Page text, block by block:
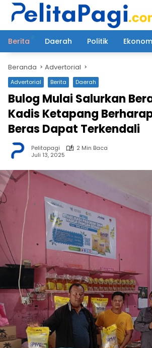
Langsung
Berita
Daerah Politik
Beranda Advertorial
Advertorial Berita Daerah
Bulog Mulai Salurkan
Kadis Ketapang
Beras Dapat Terkendali
Pelitapagi
2 Min Baca
Juli 13, 2025